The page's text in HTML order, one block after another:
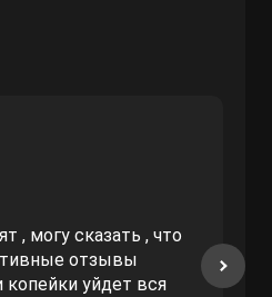
, могу сказать , что
отзывы
уйдет вся